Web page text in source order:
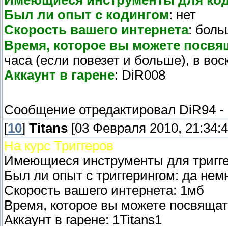
Был ли опыт с кодингом: нет
Скорость вашего интернета:
Время, которое вы можете
часа (если повезет и больше), в
Аккаунт в гарене: DiR008
Сообщение отредактировал DiR94 -
[10] Titans [03 Февраля 2010,
На курс Триггеров
Имеющиеся инструменты для
Был ли опыт с триггерингом: да
Скорость вашего интернета: 1мб
Время, которое вы можете
Аккаунт в гарене: 1Titans1